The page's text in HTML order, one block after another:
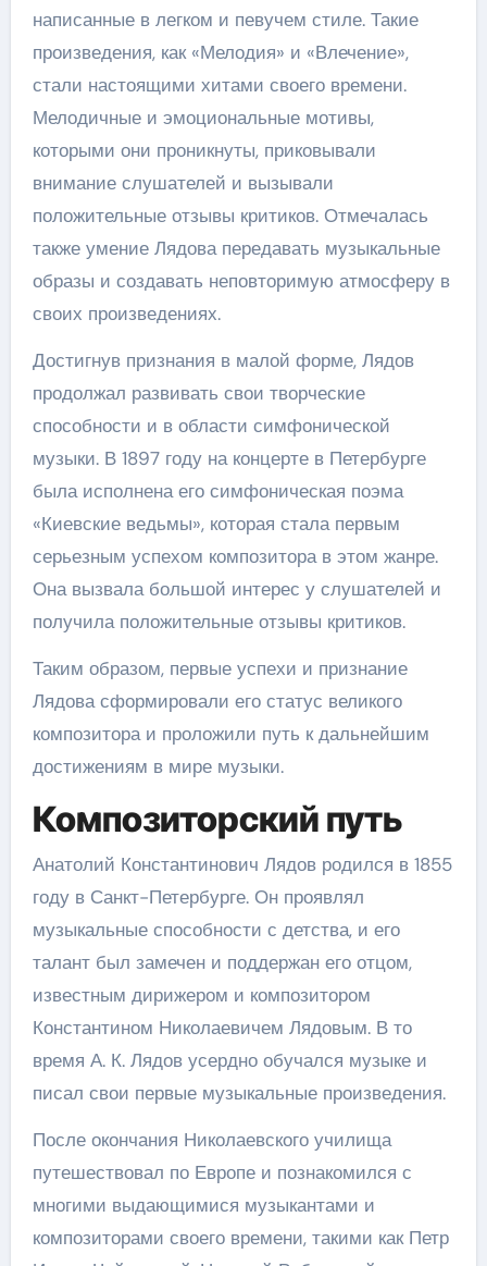
написанные в легком и певучем стиле. Такие
произведения, как «Мелодия» и «Влечение»,
стали настоящими хитами своего времени.
Мелодичные и эмоциональные мотивы,
которыми они проникнуты, приковывали
внимание слушателей и вызывали
положительные отзывы критиков. Отмечалась
также умение Лядова передавать музыкальные
образы и создавать неповторимую атмосферу в
своих произведениях.
Достигнув признания в малой форме, Лядов
продолжал развивать свои творческие
способности и в области симфонической
музыки. В 1897 году на концерте в Петербурге
была исполнена его симфоническая поэма
«Киевские ведьмы», которая стала первым
серьезным успехом композитора в этом жанре.
Она вызвала большой интерес у слушателей и
получила положительные отзывы критиков.
Таким образом, первые успехи и признание
Лядова сформировали его статус великого
композитора и проложили путь к дальнейшим
достижениям в мире музыки.
Композиторский путь
Анатолий Константинович Лядов родился в 1855
году в Санкт-Петербурге. Он проявлял
музыкальные способности с детства, и его
талант был замечен и поддержан его отцом,
известным дирижером и композитором
Константином Николаевичем Лядовым. В то
время А. К. Лядов усердно обучался музыке и
писал свои первые музыкальные произведения.
После окончания Николаевского училища
путешествовал по Европе и познакомился с
многими выдающимися музыкантами и
композиторами своего времени, такими как Петр